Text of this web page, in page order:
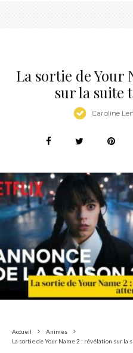
La sortie de Your
sur la suite
Caroline
Accueil
Animes
La sortie de Your Name 2 : révélation sur